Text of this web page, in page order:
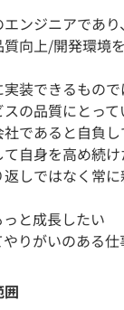
ンジニアであ
向上/開発環境
装できるもの
の品質にとっ
であると自負し
て自身を高め続
返しではなく常
っと成長したい
りがいのある仕